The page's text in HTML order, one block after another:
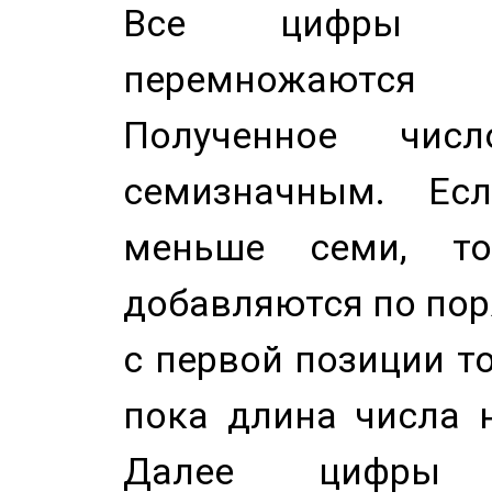
Все цифры
Полученное
семизначным.
меньше семи,
добавляются по
с первой позиции
пока длина числа
Далее цифры